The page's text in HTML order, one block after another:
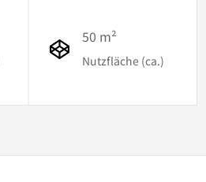
50 m²
Nutzfläche (ca.)